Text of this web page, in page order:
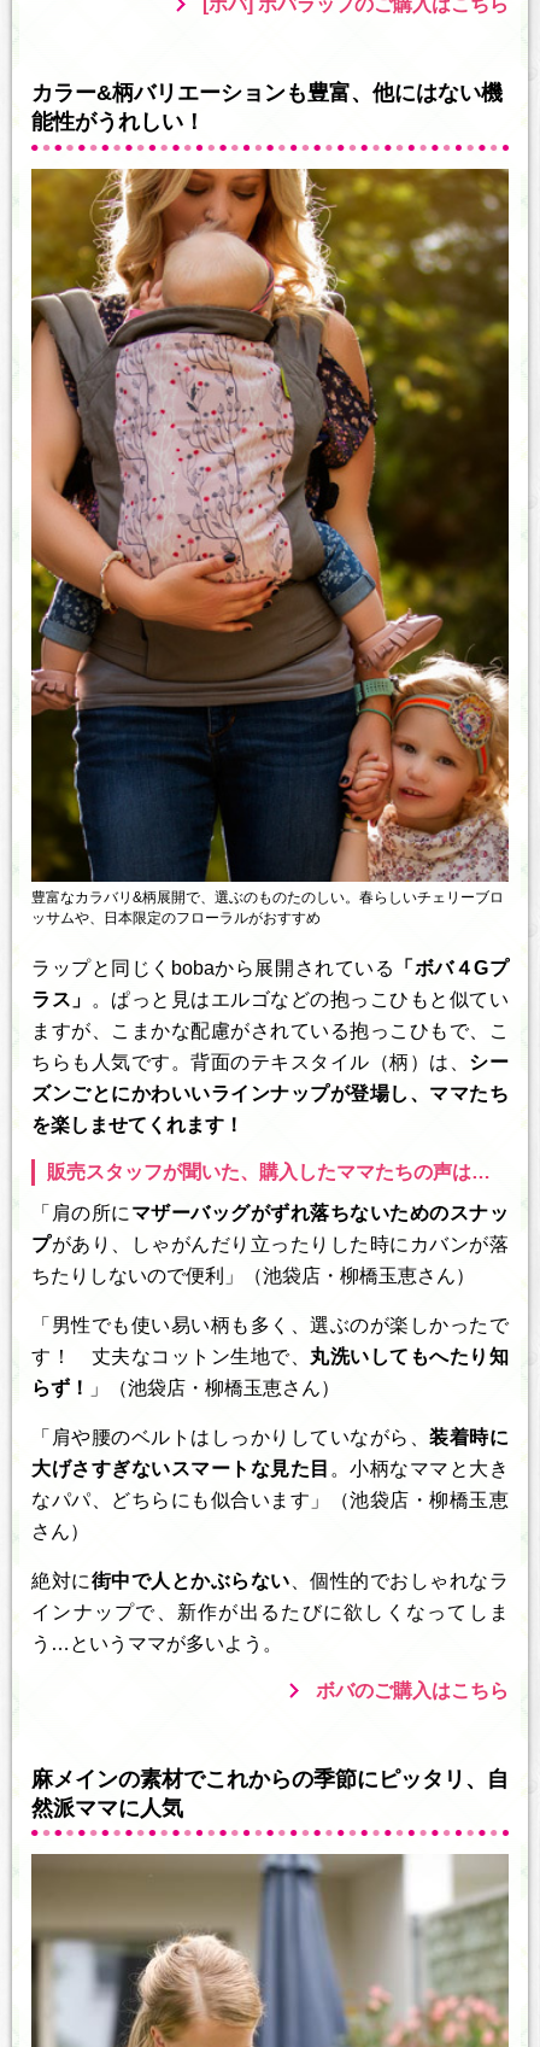
[ボバ] ボバラップのご購入はこちら
カラー&柄バリエーションも豊富、他にはない機
能性がうれしい！
豊富なカラバリ&柄展開で、選ぶのものたのしい。春らしいチェリーブロ
ッサムや、日本限定のフローラルがおすすめ
ラップと同じくbobaから展開されている
「ボバ４Gプ
ラス」
。ぱっと見はエルゴなどの抱っこひもと似てい
ますが、こまかな配慮がされている抱っこひもで、こ
ちらも人気です。背面のテキスタイル（柄）は、 シー
ズンごとにかわいいラインナップが登場し、ママたち
を楽しませてくれます！
販売スタッフが聞いた、購入したママたちの声は…
「肩の所に マザーバッグがずれ落ちないためのスナッ
プがあり、しゃがんだり立ったりした時にカバンが落
ちたりしないので便利」（池袋店・柳橋玉恵さん）
「男性でも使い易い柄も多く、選ぶのが楽しかったで
す！ 丈夫なコットン生地で、 丸洗いしてもへたり知
らず！
」（池袋店・柳橋玉恵さん）
「肩や腰のベルトはしっかりしていながら、装着時に
大げさすぎないスマートな見た目 。小柄なママと大き
なパパ、どちらにも似合います」（池袋店・柳橋玉恵
さん）
絶対に街中で人とかぶらない 、個性的でおしゃれなラ
インナップで、新作が出るたびに欲しくなってしま
う…というママが多いよう。
ボバのご購入はこちら
麻メインの素材でこれからの季節にピッタリ、自
然派ママに人気